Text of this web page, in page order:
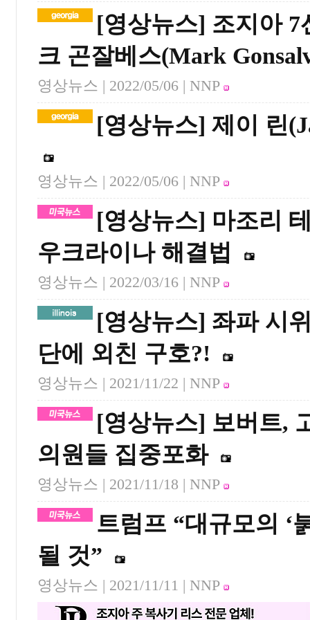
[영상뉴스] 조지아
크 곤잘베스(Mark
영상뉴스 | 2022/05/06 | NNP
[영상뉴스] 제이 린
영상뉴스 | 2022/05/06 | NNP
[영상뉴스] 마조리
우크라이나 해결법
영상뉴스 | 2022/03/16 | NNP
[영상뉴스] 좌파 시
단에 외친 구호?!
영상뉴스 | 2021/11/22 | NNP
[영상뉴스] 보버트,
의원들 집중포화
영상뉴스 | 2021/11/18 | NNP
트럼프 “대규모의 ‘
될 것”
영상뉴스 | 2021/11/11 | NNP